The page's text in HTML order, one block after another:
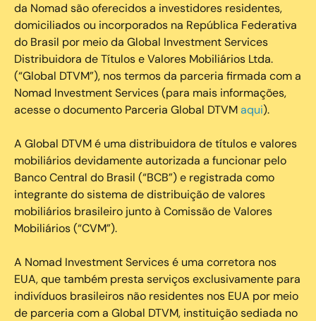
da Nomad são oferecidos a investidores residentes,
domiciliados ou incorporados na República Federativa
do Brasil por meio da Global Investment Services
Distribuidora de Títulos e Valores Mobiliários Ltda.
(“Global DTVM”), nos termos da parceria firmada com a
Nomad Investment Services (para mais informações,
acesse o documento Parceria Global DTVMaqui).
A Global DTVM é uma distribuidora de títulos e valores
mobiliários devidamente autorizada a funcionar pelo
Banco Central do Brasil (“BCB”) e registrada como
integrante do sistema de distribuição de valores
mobiliários brasileiro junto à Comissão de Valores
Mobiliários (“CVM”).
‍A Nomad Investment Services é uma corretora nos
EUA, que também presta serviços exclusivamente para
indivíduos brasileiros não residentes nos EUA por meio
de parceria com a Global DTVM, instituição sediada no